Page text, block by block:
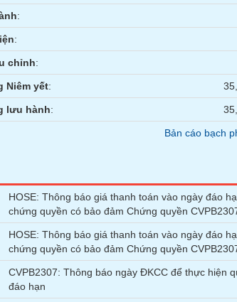
:
:
chỉnh:
Niêm yết:
lưu hành:
Bản cáo bạch
HOSE: Thông báo giá thanh toán vào ngày đáo
chứng quyền có bảo đảm Chứng quyền
HOSE: Thông báo giá thanh toán vào ngày đáo
chứng quyền có bảo đảm Chứng quyền
CVPB2307: Thông báo ngày ĐKCC để thực hiện
đáo hạn